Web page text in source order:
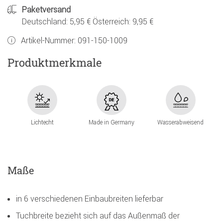
Paketversand
Deutschland: 5,95 € Österreich: 9,95 €
Artikel-Nummer: 091-150-1009
Produktmerkmale
Lichtecht Made in Germany Wasserabweisend
Maße
in 6 verschiedenen Einbaubreiten lieferbar
Tuchbreite bezieht sich auf das Außenmaß der